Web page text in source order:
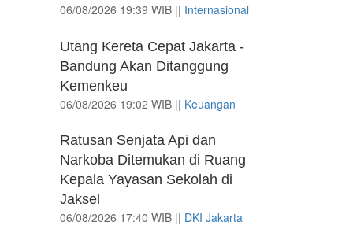
06/08/2026 19:39 WIB || Internasional
Utang Kereta Cepat Jakarta -
Bandung Akan Ditanggung
Kemenkeu
06/08/2026 19:02 WIB || Keuangan
Ratusan Senjata Api dan
Narkoba Ditemukan di Ruang
Kepala Yayasan Sekolah di
Jaksel
06/08/2026 17:40 WIB || DKI Jakarta